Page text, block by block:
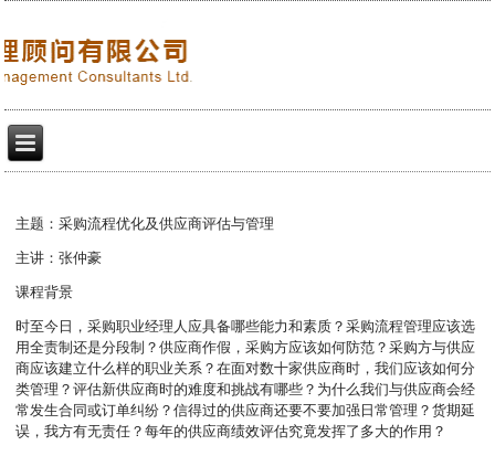
主题：采购流程优化及供应商评估与管理
主讲：张仲豪
课程背景
时至今日，采购职业经理人应具备哪些能力和素质？采购流程管理应该选
用全责制还是分段制？供应商作假，采购方应该如何防范？采购方与供应
商应该建立什么样的职业关系？在面对数十家供应商时，我们应该如何分
类管理？评估新供应商时的难度和挑战有哪些？为什么我们与供应商会经
常发生合同或订单纠纷？信得过的供应商还要不要加强日常管理？货期延
误，我方有无责任？每年的供应商绩效评估究竟发挥了多大的作用？